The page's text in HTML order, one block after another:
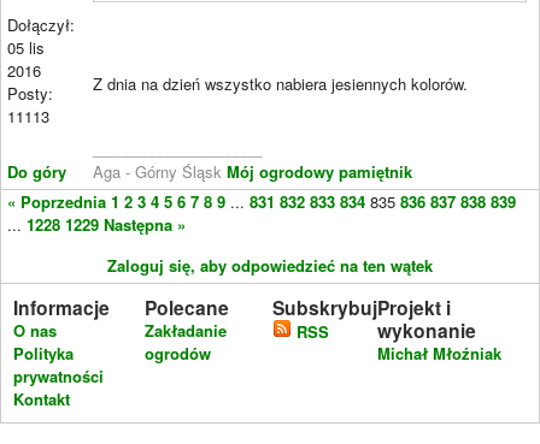
Dołączył:
05 lis
2016
Posty:
11113
Do góry
Z dnia na dzień wszystko nabiera jesiennych kolorów.
Aga - Górny Śląsk Mój ogrodowy pamiętnik
« Poprzednia 1 2 3 4 5 6 7 8 9 ... 831 832 833 834 835 836 837 838 839
... 1228 1229 Następna »
Zaloguj się, aby odpowiedzieć na ten wątek
Informacje
O nas
Polityka
prywatności
Kontakt
Polecane
Zakładanie
ogrodów
Subskrybuj
RSS
Projekt i
wykonanie
Michał Młoźniak